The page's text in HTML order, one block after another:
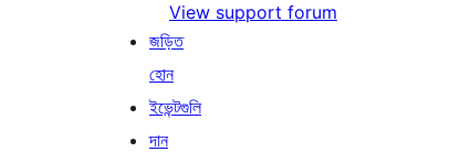
View support forum
জড়িত
হোন
ইভেন্টগুলি
দান